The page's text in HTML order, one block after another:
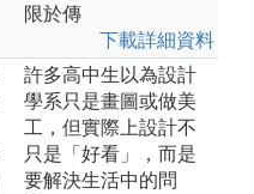
限於傳
下載詳細資料
許多高中生以為設計
學系只是畫圖或做美
工，但實際上設計不
只是「好看」，而是
要解決生活中的問